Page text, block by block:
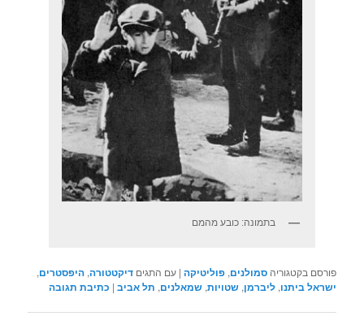
בתמונה: כובע מהמם
פורסם בקטגוריה סמולנים,פוליטיקה |עם התגים דיקטטורה,היפסטרים,
ישראל ביתנו,ליברמן,שטויות,שמאלנים, תל אביב | כתיבת תגובה